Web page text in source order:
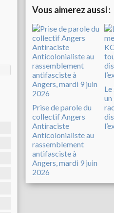
Vous aimerez aussi :
Prise de parole du
collectif Angers
Antiraciste
Anticolonialiste au
rassemblement
antifasciste à
Angers, mardi 9 juin
2026
un